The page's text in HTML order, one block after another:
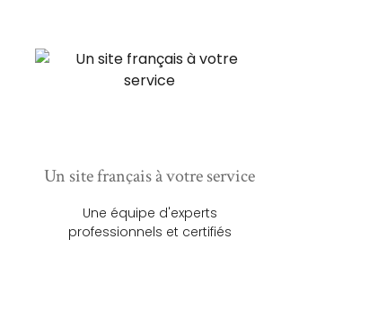
Un site français à votre service
Une équipe d'experts
professionnels et certifiés